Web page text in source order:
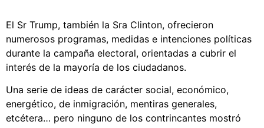
El Sr Trump, también la Sra Clinton, ofrecieron
numerosos programas, medidas e intenciones políticas
durante la campaña electoral, orientadas a cubrir el
interés de la mayoría de los ciudadanos.
Una serie de ideas de carácter social, económico,
energético, de inmigración, mentiras generales,
etcétera… pero ninguno de los contrincantes mostró